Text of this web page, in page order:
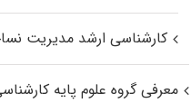
کارشناسی ارشد مدیریت
معرفی گروه علوم پایه